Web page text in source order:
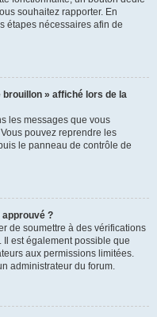
souhaitez rapporter. En
étapes nécessaires afin de
» affiché lors de la
les messages que vous
pouvez reprendre les
le panneau de contrôle de
approuvé ?
de soumettre à des vérifications
Il est également possible que
aux permissions limitées.
administrateur du forum.